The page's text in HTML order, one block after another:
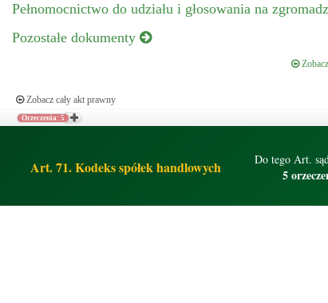
Pełnomocnictwo do udziału i głosowania na
Pozostałe dokumenty
Zobacz cały akt prawny
Orzeczenia: 5
Art. 71. Kodeks spółek handlowych Do tego Art.
5